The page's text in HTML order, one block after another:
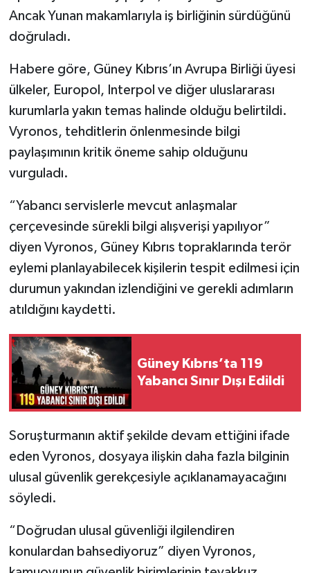
Ancak Yunan makamlarıyla iş birliğinin sürdüğünü
doğruladı.
Habere göre, Güney Kıbrıs’ın Avrupa Birliği üyesi
ülkeler, Europol, Interpol ve diğer uluslararası
kurumlarla yakın temas halinde olduğu belirtildi.
Vyronos, tehditlerin önlenmesinde bilgi
paylaşımının kritik öneme sahip olduğunu
vurguladı.
“Yabancı servislerle mevcut anlaşmalar
çerçevesinde sürekli bilgi alışverişi yapılıyor”
diyen Vyronos, Güney Kıbrıs topraklarında terör
eylemi planlayabilecek kişilerin tespit edilmesi için
durumun yakından izlendiğini ve gerekli adımların
atıldığını kaydetti.
Güney Kıbrıs’ta 119
Yabancı Sınır Dışı Edildi
Soruşturmanın aktif şekilde devam ettiğini ifade
eden Vyronos, dosyaya ilişkin daha fazla bilginin
ulusal güvenlik gerekçesiyle açıklanamayacağını
söyledi.
“Doğrudan ulusal güvenliği ilgilendiren
konulardan bahsediyoruz” diyen Vyronos,